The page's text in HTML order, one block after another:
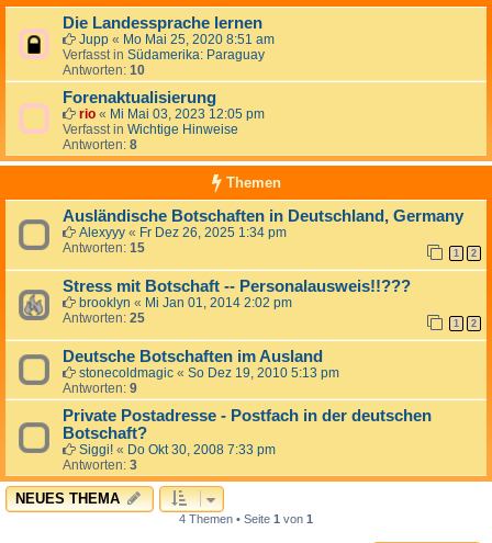
Die Landessprache lernen
Jupp « Mo Mai 25, 2020 8:51 am
Verfasst in Südamerika: Paraguay
Antworten: 10
Forenaktualisierung
rio « Mi Mai 03, 2023 12:05 pm
Verfasst in Wichtige Hinweise
Antworten: 8
Themen
Ausländische Botschaften in Deutschland, Germany
Alexyyy « Fr Dez 26, 2025 1:34 pm
Antworten: 15 1 2
Stress mit Botschaft -- Personalausweis!!???
brooklyn « Mi Jan 01, 2014 2:02 pm
Antworten: 25 1 2
Deutsche Botschaften im Ausland
stonecoldmagic « So Dez 19, 2010 5:13 pm
Antworten: 9
Private Postadresse - Postfach in der deutschen
Botschaft?
Siggi! « Do Okt 30, 2008 7:33 pm
Antworten: 3
NEUES THEMA
4 Themen • Seite 1 von 1